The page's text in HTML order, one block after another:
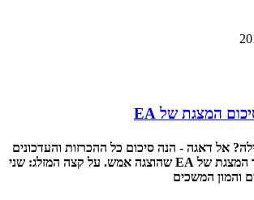
אל דאגה - הנה סיכום כל ההכרזות והעדכונים
החשובים מתוך המצגת של EA שהוצגה אמש. על קצה המזלג: שני
והמון המשכים